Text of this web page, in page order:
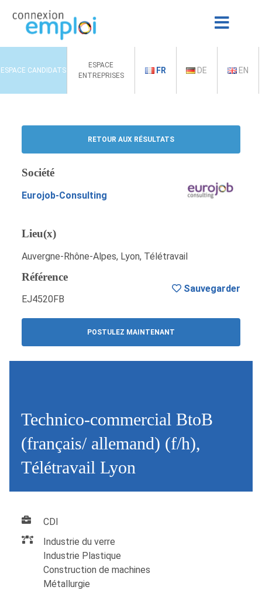
ESPACE CANDIDATS
ESPACE
ENTREPRISES
FR DE EN
RETOUR AUX RÉSULTATS
Société
Eurojob-Consulting
Lieu(x)
Auvergne-Rhône-Alpes, Lyon, Télétravail
Référence
EJ4520FB
POSTULEZ MAINTENANT
Sauvegarder
Technico-commercial BtoB
(français/ allemand) (f/h),
Télétravail Lyon
CDI
Industrie du verre
Industrie Plastique
Construction de machines
Métallurgie